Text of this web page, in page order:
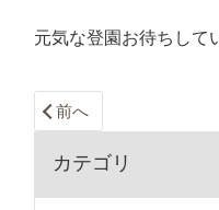
元気な登園お待ちして
前へ
カテゴリ